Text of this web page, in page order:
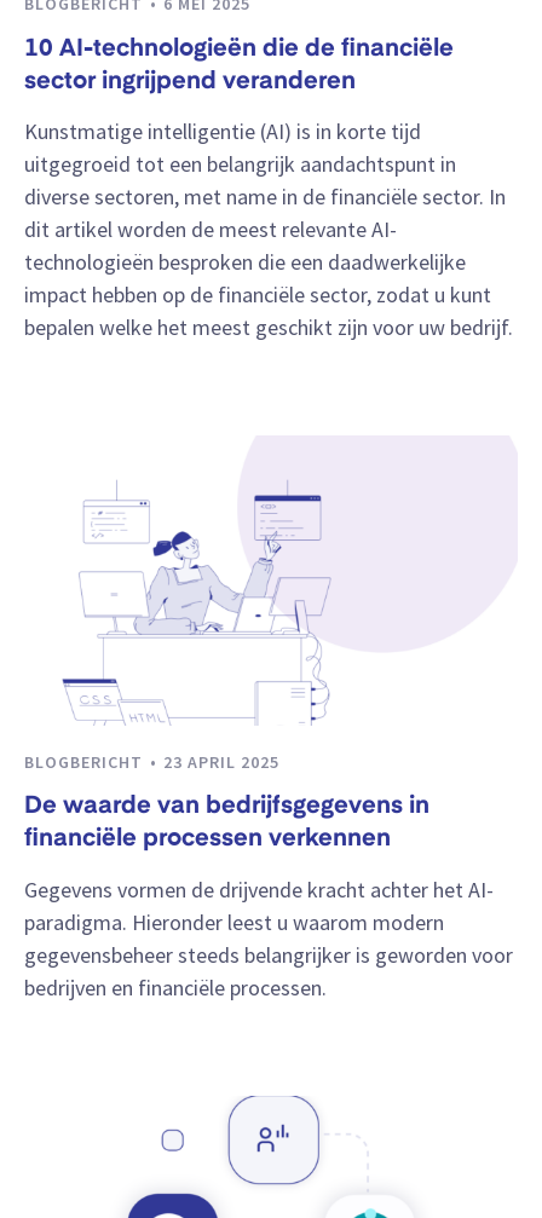
10 AI-technologieën die de financiële
sector ingrijpend veranderen
Kunstmatige intelligentie (AI) is in korte tijd
uitgegroeid tot een belangrijk aandachtspunt in
diverse sectoren, met name in de financiële sector. In
dit artikel worden de meest relevante AI-
technologieën besproken die een daadwerkelijke
impact hebben op de financiële sector, zodat u kunt
bepalen welke het meest geschikt zijn voor uw bedrijf.
BLOGBERICHT 23 APRIL 2025
De waarde van bedrijfsgegevens in
financiële processen verkennen
Gegevens vormen de drijvende kracht achter het AI-
paradigma. Hieronder leest u waarom modern
gegevensbeheer steeds belangrijker is geworden voor
bedrijven en financiële processen.